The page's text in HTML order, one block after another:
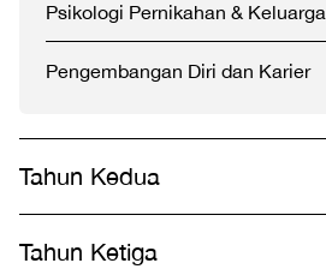
Psikologi Pernikahan & Keluarga
Pengembangan Diri dan Karier
Tahun Kedua
Tahun Ketiga